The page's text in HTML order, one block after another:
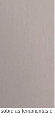
as ferramentas e